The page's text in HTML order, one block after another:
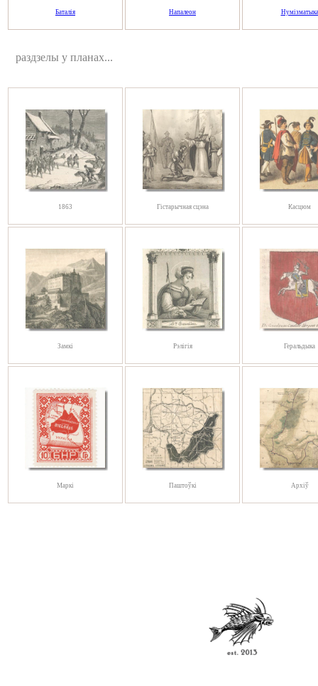
Баталія Напалеон Нумізматыка
раздзелы у планах...
1863 Гістарычная сцэна Касцюм
Замкі Рэлігія Геральдыка
Маркі Паштоўкі Архіў